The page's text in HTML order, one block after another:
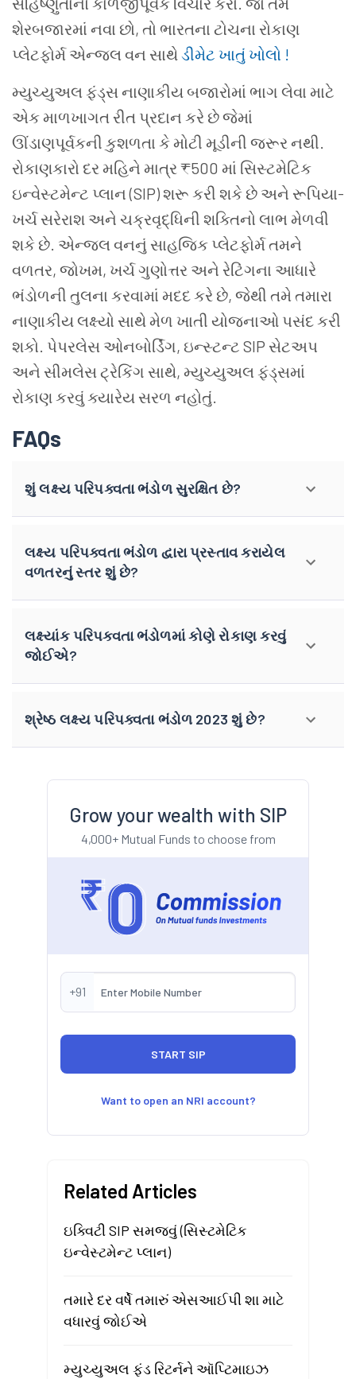
શેરબજારમાં નવા છો, તો ભારતના ટોચના રોકાણ
પ્લેટફોર્મ એન્જલ વન સાથેડીમેટ ખાતું ખોલો !
મ્યુચ્યુઅલ ફંડ્સ નાણાકીય બજારોમાં ભાગ લેવા માટે
એક માળખાગત રીત પ્રદાન કરે છે જેમાં
ઊંડાણપૂર્વકની કુશળતા કે મોટી મૂડીની જરૂર નથી.
રોકાણકારો દર મહિને માત્ર ₹500 માં સિસ્ટમેટિક
ઇન્વેસ્ટમેન્ટ પ્લાન (SIP) શરૂ કરી શકે છે અને રૂપિયા-
ખર્ચ સરેરાશ અને ચક્રવૃદ્ધિની શક્તિનો લાભ મેળવી
શકે છે. એન્જલ વનનું સાહજિક પ્લેટફોર્મ તમને
વળતર, જોખમ, ખર્ચ ગુણોત્તર અને રેટિંગના આધારે
ભંડોળની તુલના કરવામાં મદદ કરે છે, જેથી તમે તમારા
નાણાકીય લક્ષ્યો સાથે મેળ ખાતી યોજનાઓ પસંદ કરી
શકો. પેપરલેસ ઓનબોર્ડિંગ, ઇન્સ્ટન્ટ SIP સેટઅપ
અને સીમલેસ ટ્રેકિંગ સાથે, મ્યુચ્યુઅલ ફંડ્સમાં
રોકાણ કરવું ક્યારેય સરળ નહોતું.
FAQs
શું લક્ષ્ય પરિપક્વતા ભંડોળ સુરક્ષિત છે?
લક્ષ્ય પરિપક્વતા ભંડોળ દ્વારા પ્રસ્તાવ કરાયેલ
વળતરનું સ્તર શું છે?
લક્ષ્યાંક પરિપક્વતા ભંડોળમાં કોણે રોકાણ કરવું
જોઈએ?
શ્રેષ્ઠ લક્ષ્ય પરિપક્વતા ભંડોળ 2023 શું છે?
Grow your wealth with SIP
4,000+ Mutual Funds to choose from
+91
Want to open an NRI account?
Related Articles
ઇક્વિટી SIP સમજવું (સિસ્ટમેટિક
ઇન્વેસ્ટમેન્ટ પ્લાન)
તમારે દર વર્ષે તમારું એસઆઈપી શા માટે
વધારવું જોઈએ
મ્યુચ્યુઅલ ફંડ રિટર્નને ઑપ્ટિમાઇઝ